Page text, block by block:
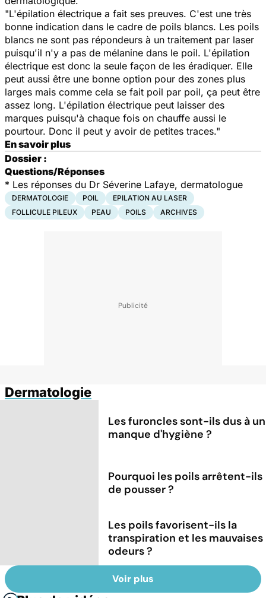
"L'épilation électrique a fait ses preuves. C'est une très
bonne indication dans le cadre de poils blancs. Les poils
blancs ne sont pas répondeurs à un traitement par laser
puisqu'il n'y a pas de mélanine dans le poil. L'épilation
électrique est donc la seule façon de les éradiquer. Elle
peut aussi être une bonne option pour des zones plus
larges mais comme cela se fait poil par poil, ça peut être
assez long. L'épilation électrique peut laisser des
marques puisqu'à chaque fois on chauffe aussi le
pourtour. Donc il peut y avoir de petites traces."
En savoir plus
Dossier :
Questions/Réponses
* Les réponses du Dr Séverine Lafaye, dermatologue
DERMATOLOGIE POIL
EPILATION AU LASER
FOLLICULE PILEUX
PEAU POILS ARCHIVES
Dermatologie
Les furoncles sont-ils dus à un
manque d'hygiène ?
Pourquoi les poils arrêtent-ils
de pousser ?
Les poils favorisent-ils la
transpiration et les mauvaises
odeurs ?
Voir plus